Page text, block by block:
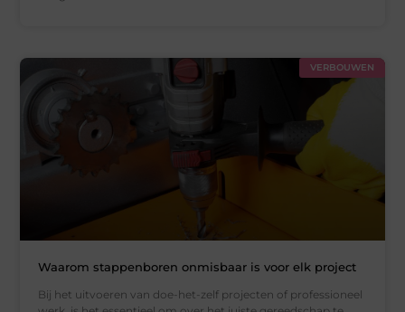
VERBOUWEN
Waarom stappenboren onmisbaar is voor elk project
Bij het uitvoeren van doe-het-zelf projecten of professioneel